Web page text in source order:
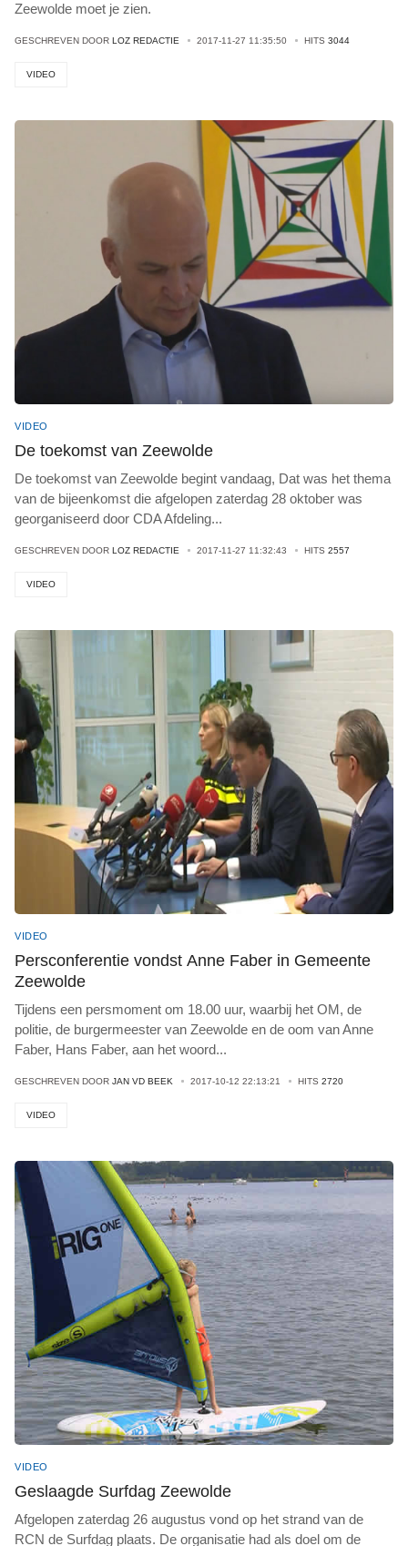
Zeewolde moet je zien.
GESCHREVEN DOOR LOZ REDACTIE 2017-11-27 11:35:50 HITS 3044
VIDEO
VIDEO
De toekomst van Zeewolde
De toekomst van Zeewolde begint vandaag, Dat was het thema
van de bijeenkomst die afgelopen zaterdag 28 oktober was
georganiseerd door CDA Afdeling...
GESCHREVEN DOOR LOZ REDACTIE 2017-11-27 11:32:43 HITS 2557
VIDEO
VIDEO
Persconferentie vondst Anne Faber in Gemeente
Zeewolde
Tijdens een persmoment om 18.00 uur, waarbij het OM, de
politie, de burgermeester van Zeewolde en de oom van Anne
Faber, Hans Faber, aan het woord...
GESCHREVEN DOOR JAN VD BEEK 2017-10-12 22:13:21 HITS 2720
VIDEO
VIDEO
Geslaagde Surfdag Zeewolde
Afgelopen zaterdag 26 augustus vond op het strand van de
RCN de Surfdag plaats. De organisatie had als doel om de